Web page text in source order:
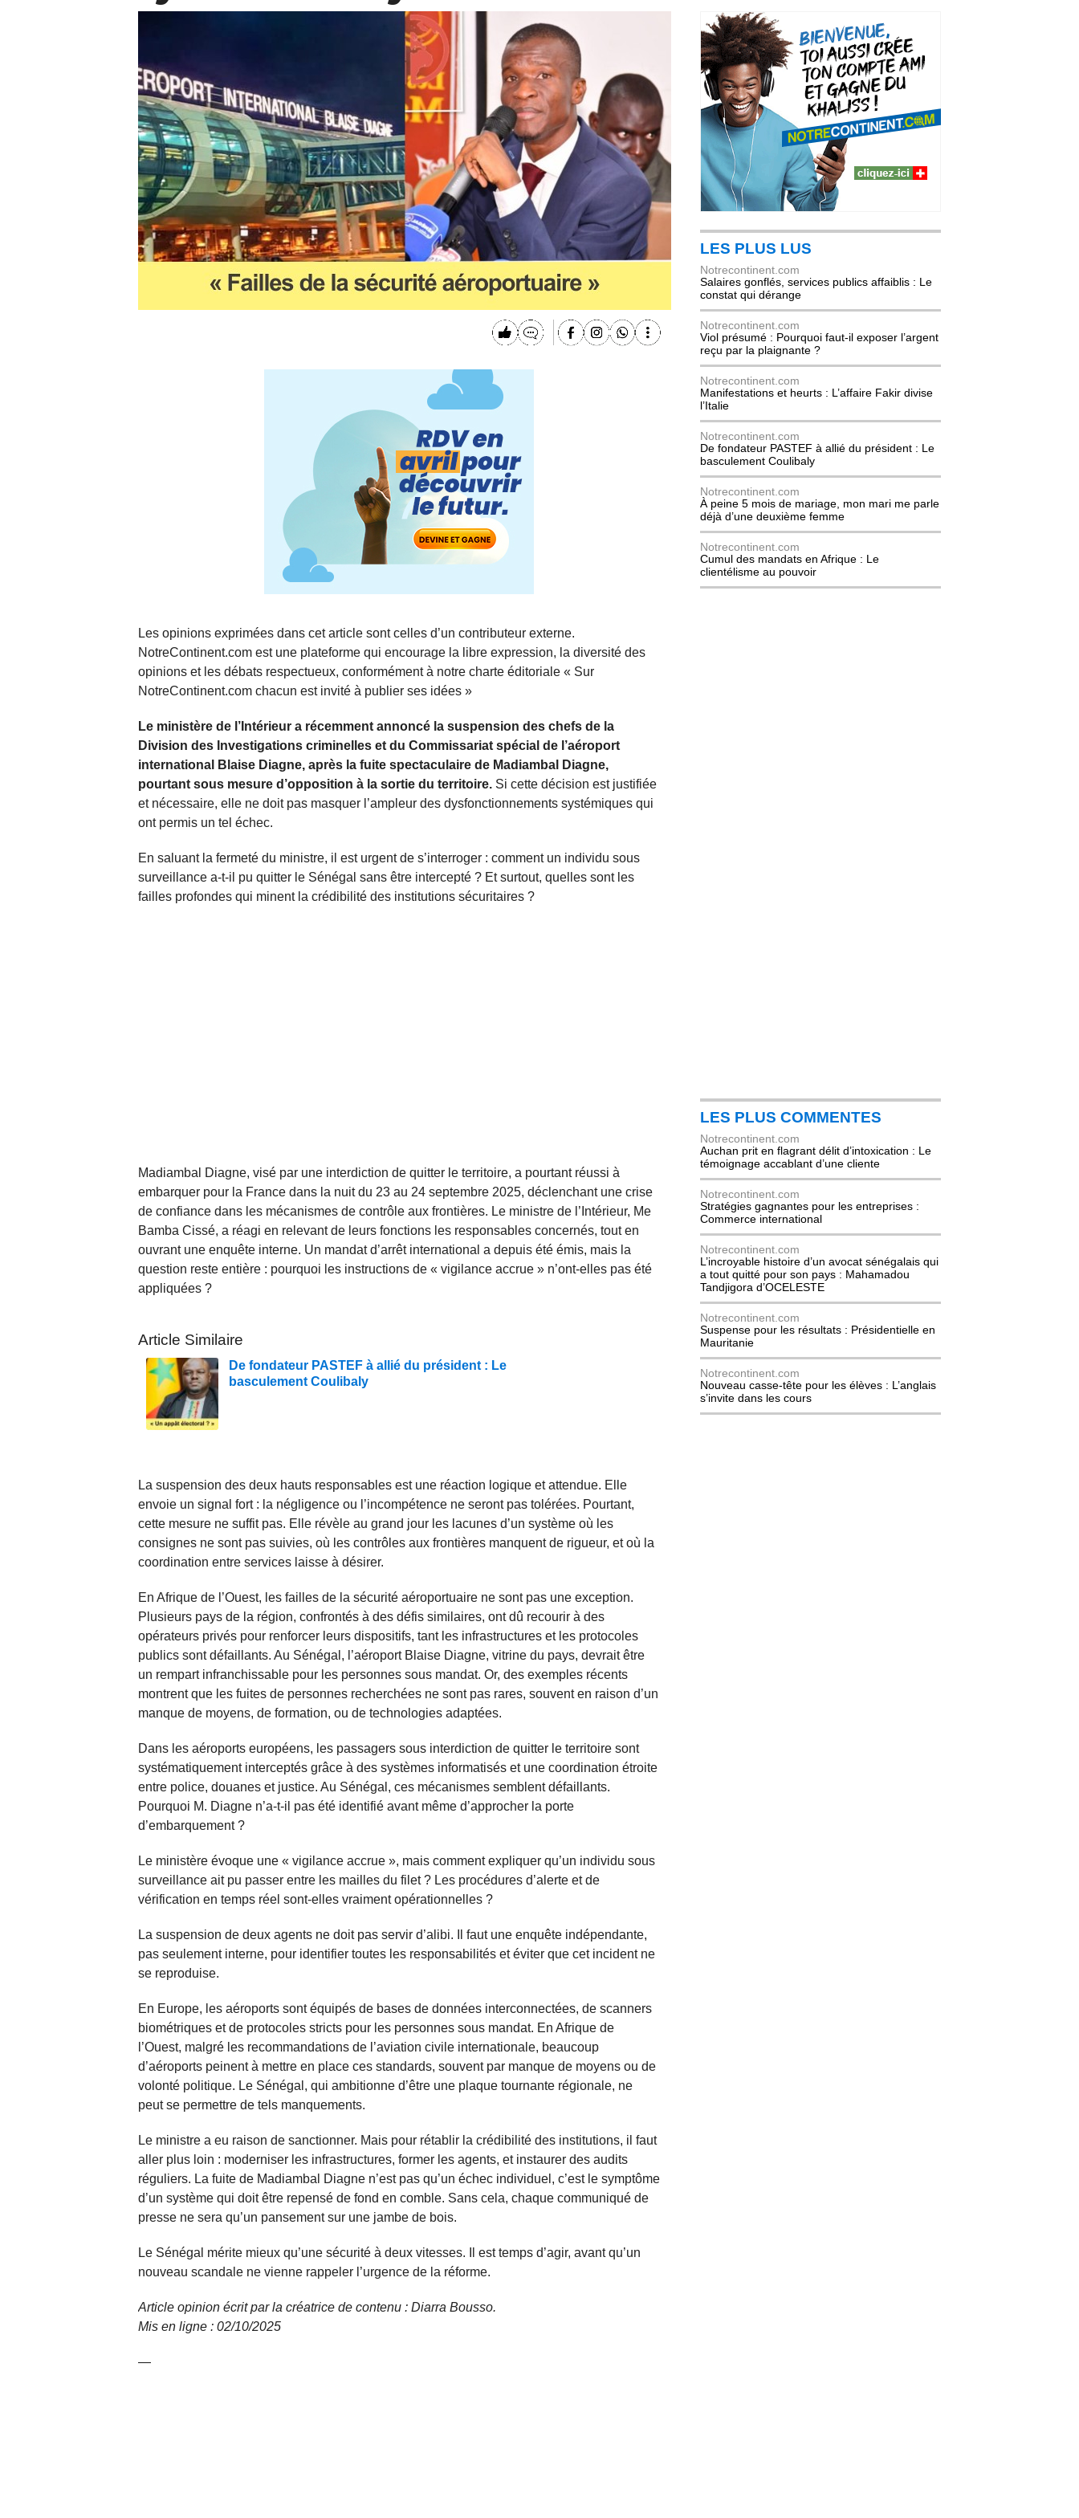
Les opinions exprimées dans cet article sont celles d’un contributeur externe.
NotreContinent.com est une plateforme qui encourage la libre expression, la diversité des
opinions et les débats respectueux, conformément à notre charte éditoriale « Sur
NotreContinent.com chacun est invité à publier ses idées »
Le ministère de l’Intérieur a récemment annoncé la suspension des chefs de la
Division des Investigations criminelles et du Commissariat spécial de l’aéroport
international Blaise Diagne, après la fuite spectaculaire de Madiambal Diagne,
pourtant sous mesure d’opposition à la sortie du territoire. Si cette décision est justifiée
et nécessaire, elle ne doit pas masquer l’ampleur des dysfonctionnements systémiques qui
ont permis un tel échec.
En saluant la fermeté du ministre, il est urgent de s’interroger : comment un individu sous
surveillance a-t-il pu quitter le Sénégal sans être intercepté ? Et surtout, quelles sont les
failles profondes qui minent la crédibilité des institutions sécuritaires ?
Madiambal Diagne, visé par une interdiction de quitter le territoire, a pourtant réussi à
embarquer pour la France dans la nuit du 23 au 24 septembre 2025, déclenchant une crise
de confiance dans les mécanismes de contrôle aux frontières. Le ministre de l’Intérieur, Me
Bamba Cissé, a réagi en relevant de leurs fonctions les responsables concernés, tout en
ouvrant une enquête interne. Un mandat d’arrêt international a depuis été émis, mais la
question reste entière : pourquoi les instructions de « vigilance accrue » n’ont-elles pas été
appliquées ?
Article Similaire
De fondateur PASTEF à allié du président : Le
basculement Coulibaly
La suspension des deux hauts responsables est une réaction logique et attendue. Elle
envoie un signal fort : la négligence ou l’incompétence ne seront pas tolérées. Pourtant,
cette mesure ne suffit pas. Elle révèle au grand jour les lacunes d’un système où les
consignes ne sont pas suivies, où les contrôles aux frontières manquent de rigueur, et où la
coordination entre services laisse à désirer.
En Afrique de l’Ouest, les failles de la sécurité aéroportuaire ne sont pas une exception.
Plusieurs pays de la région, confrontés à des défis similaires, ont dû recourir à des
opérateurs privés pour renforcer leurs dispositifs, tant les infrastructures et les protocoles
publics sont défaillants. Au Sénégal, l’aéroport Blaise Diagne, vitrine du pays, devrait être
un rempart infranchissable pour les personnes sous mandat. Or, des exemples récents
montrent que les fuites de personnes recherchées ne sont pas rares, souvent en raison d’un
manque de moyens, de formation, ou de technologies adaptées.
Dans les aéroports européens, les passagers sous interdiction de quitter le territoire sont
systématiquement interceptés grâce à des systèmes informatisés et une coordination étroite
entre police, douanes et justice. Au Sénégal, ces mécanismes semblent défaillants.
Pourquoi M. Diagne n’a-t-il pas été identifié avant même d’approcher la porte
d’embarquement ?
Le ministère évoque une « vigilance accrue », mais comment expliquer qu’un individu sous
surveillance ait pu passer entre les mailles du filet ? Les procédures d’alerte et de
vérification en temps réel sont-elles vraiment opérationnelles ?
La suspension de deux agents ne doit pas servir d’alibi. Il faut une enquête indépendante,
pas seulement interne, pour identifier toutes les responsabilités et éviter que cet incident ne
se reproduise.
En Europe, les aéroports sont équipés de bases de données interconnectées, de scanners
biométriques et de protocoles stricts pour les personnes sous mandat. En Afrique de
l’Ouest, malgré les recommandations de l’aviation civile internationale, beaucoup
d’aéroports peinent à mettre en place ces standards, souvent par manque de moyens ou de
volonté politique. Le Sénégal, qui ambitionne d’être une plaque tournante régionale, ne
peut se permettre de tels manquements.
Le ministre a eu raison de sanctionner. Mais pour rétablir la crédibilité des institutions, il faut
aller plus loin : moderniser les infrastructures, former les agents, et instaurer des audits
réguliers. La fuite de Madiambal Diagne n’est pas qu’un échec individuel, c’est le symptôme
d’un système qui doit être repensé de fond en comble. Sans cela, chaque communiqué de
presse ne sera qu’un pansement sur une jambe de bois.
Le Sénégal mérite mieux qu’une sécurité à deux vitesses. Il est temps d’agir, avant qu’un
nouveau scandale ne vienne rappeler l’urgence de la réforme.
Article opinion écrit par la créatrice de contenu : Diarra Bousso.
Mis en ligne : 02/10/2025
—
LES PLUS LUS
Notrecontinent.com
Salaires gonflés, services publics affaiblis : Le
constat qui dérange
Notrecontinent.com
Viol présumé : Pourquoi faut-il exposer l’argent
reçu par la plaignante ?
Notrecontinent.com
Manifestations et heurts : L’affaire Fakir divise
l’Italie
Notrecontinent.com
De fondateur PASTEF à allié du président : Le
basculement Coulibaly
Notrecontinent.com
À peine 5 mois de mariage, mon mari me parle
déjà d’une deuxième femme
Notrecontinent.com
Cumul des mandats en Afrique : Le
clientélisme au pouvoir
LES PLUS COMMENTES
Notrecontinent.com
Auchan prit en flagrant délit d’intoxication : Le
témoignage accablant d’une cliente
Notrecontinent.com
Stratégies gagnantes pour les entreprises :
Commerce international
Notrecontinent.com
L’incroyable histoire d’un avocat sénégalais qui
a tout quitté pour son pays : Mahamadou
Tandjigora d’OCELESTE
Notrecontinent.com
Suspense pour les résultats : Présidentielle en
Mauritanie
Notrecontinent.com
Nouveau casse-tête pour les élèves : L’anglais
s’invite dans les cours